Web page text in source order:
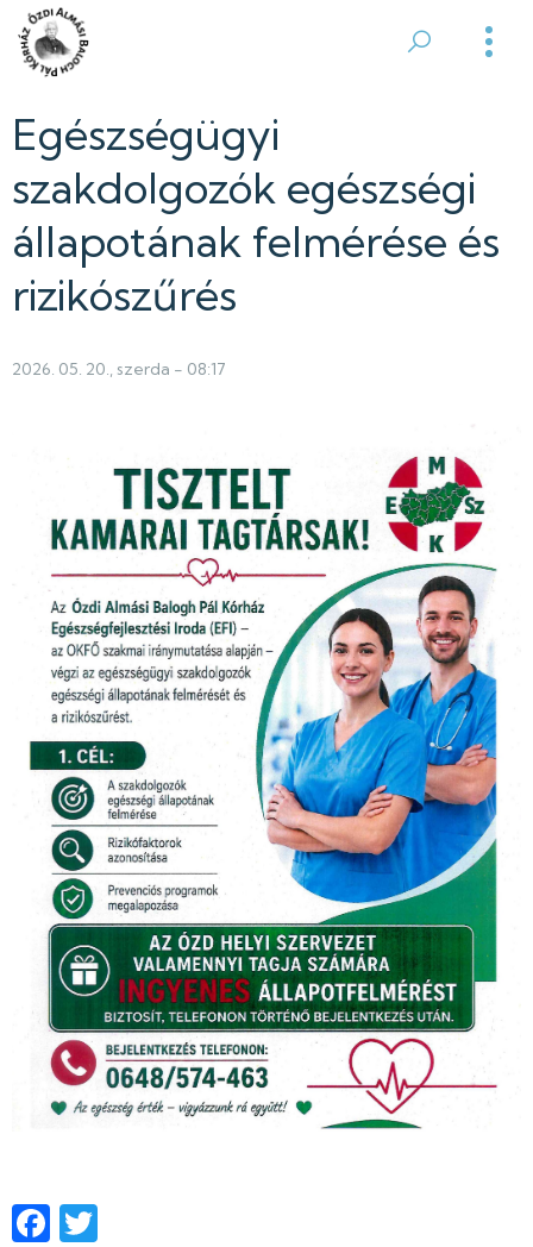
Ugrás
tartalomraÓzdi
Almási
Balogh
Pál
Kórház
Egészségügyi
szakdolgozók egészségi
állapotának felmérése és
rizikószűrés
2026. 05. 20., szerda - 08:17
Facebook